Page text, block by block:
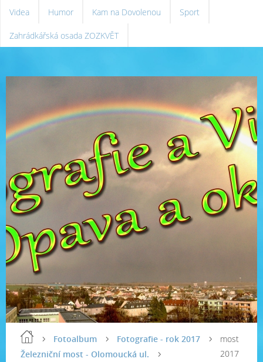
Videa Humor Kam na Dovolenou Sport
Zahrádkářská osada ZOZKVĚT
Fotoalbum
Fotografie - rok 2017
Železniční most - Olomoucká ul.
most
2017